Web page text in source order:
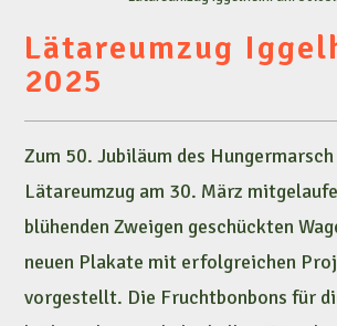
Lätareumzug
2025
Zum 50. Jubiläum des
Lätareumzug am 30. März
blühenden Zweigen geschückten
neuen Plakate mit erfolgreichen
vorgestellt. Die Fruchtbonbons für